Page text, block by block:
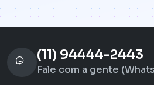
(11) 94444-2443
Fale com a gente